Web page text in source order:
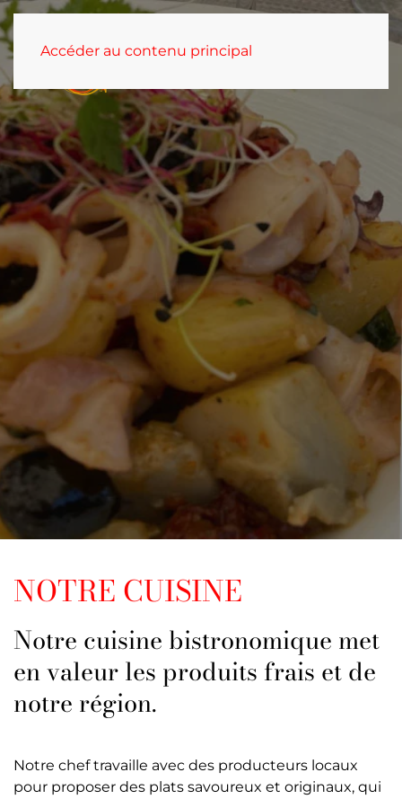
Accéder au contenu principal
NOTRE CUISINE
Notre cuisine bistronomique met
en valeur les produits frais et de
notre région.
Notre chef travaille avec des producteurs locaux
pour proposer des plats savoureux et originaux, qui